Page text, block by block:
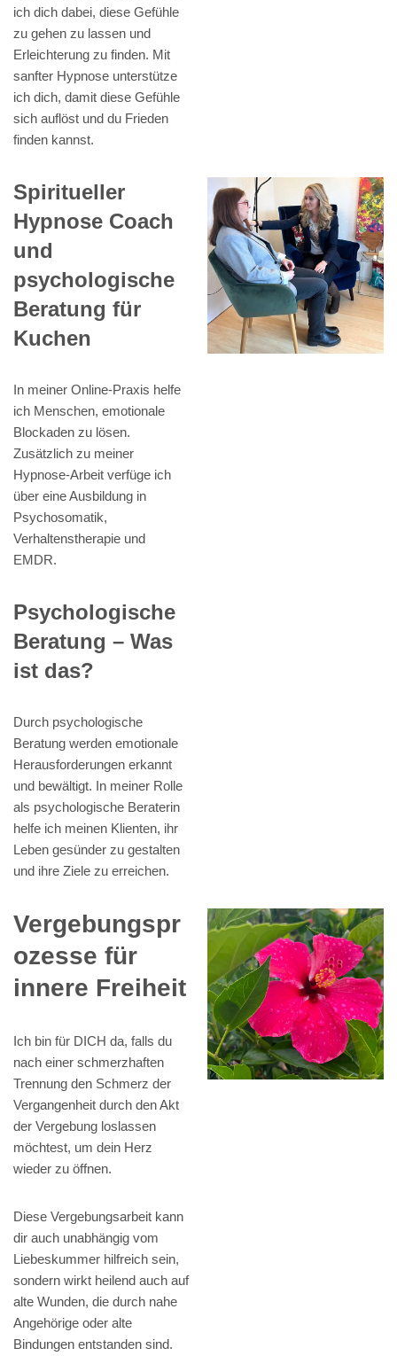
ich dich dabei, diese Gefühle
zu gehen zu lassen und
Erleichterung zu finden. Mit
sanfter Hypnose unterstütze
ich dich, damit diese Gefühle
sich auflöst und du Frieden
finden kannst.
Spiritueller
Hypnose Coach
und
psychologische
Beratung für
Kuchen
In meiner Online-Praxis helfe
ich Menschen, emotionale
Blockaden zu lösen.
Zusätzlich zu meiner
Hypnose-Arbeit verfüge ich
über eine Ausbildung in
Psychosomatik,
Verhaltenstherapie und
EMDR.
Psychologische
Beratung – Was
ist das?
Durch psychologische
Beratung werden emotionale
Herausforderungen erkannt
und bewältigt. In meiner Rolle
als psychologische Beraterin
helfe ich meinen Klienten, ihr
Leben gesünder zu gestalten
und ihre Ziele zu erreichen.
Vergebungspr
ozesse für
innere Freiheit
Ich bin für DICH da, falls du
nach einer schmerzhaften
Trennung den Schmerz der
Vergangenheit durch den Akt
der Vergebung loslassen
möchtest, um dein Herz
wieder zu öffnen.
Diese Vergebungsarbeit kann
dir auch unabhängig vom
Liebeskummer hilfreich sein,
sondern wirkt heilend auch auf
alte Wunden, die durch nahe
Angehörige oder alte
Bindungen entstanden sind.